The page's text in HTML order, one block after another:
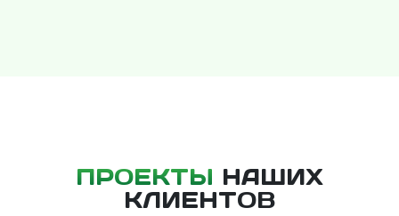
ПРОЕКТЫ НАШИХ
КЛИЕНТОВ